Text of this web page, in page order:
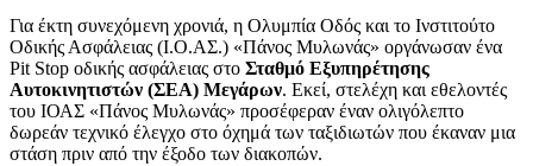
Για έκτη συνεχόμενη χρονιά, η Ολυμπία Οδός και το Ινστιτούτο
Οδικής Ασφάλειας (Ι.Ο.ΑΣ.) «Πάνος Μυλωνάς» οργάνωσαν ένα
Pit Stop οδικής ασφάλειας στο Σταθμό Εξυπηρέτησης
Αυτοκινητιστών (ΣΕΑ) Μεγάρων. Εκεί, στελέχη και εθελοντές
του ΙΟΑΣ «Πάνος Μυλωνάς» προσέφεραν έναν ολιγόλεπτο
δωρεάν τεχνικό έλεγχο στο όχημά των ταξιδιωτών που έκαναν μια
στάση πριν από την έξοδο των διακοπών.